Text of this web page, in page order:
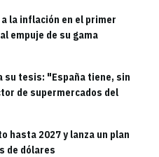
la inflación en el primer
empuje de su gama
su tesis: "España tiene, sin
de supermercados del
hasta 2027 y lanza un plan
de dólares